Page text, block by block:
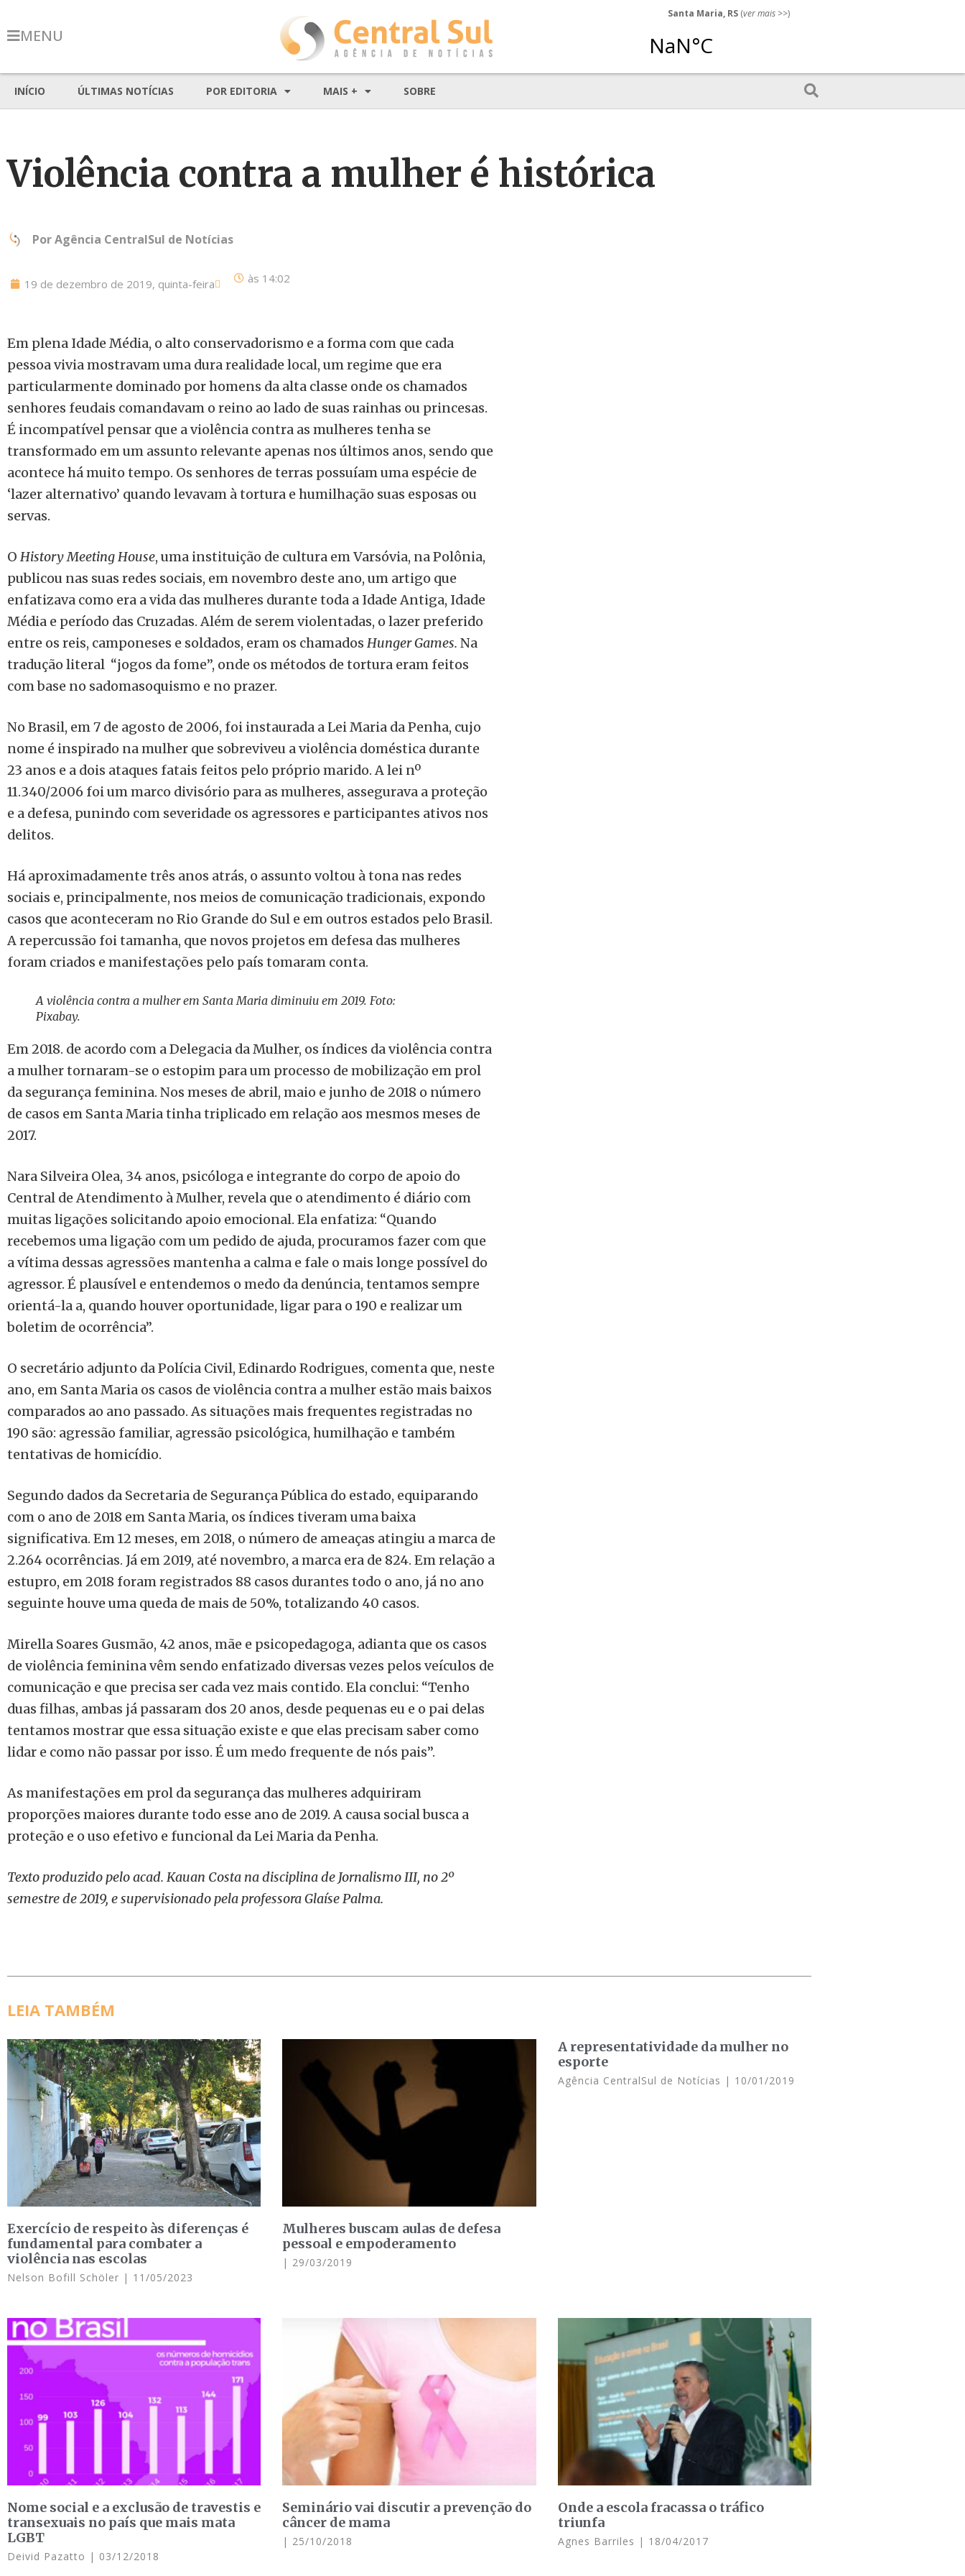
MENU
Santa Maria, RS (ver mais >>)
INÍCIO ÚLTIMAS NOTÍCIAS POR EDITORIA MAIS + SOBRE
Violência contra a mulher é histórica
PorAgência CentralSul de Notícias
19 de dezembro de 2019, quinta-feira às 14:02
Em plena Idade Média, o alto conservadorismo e a forma com que cada
pessoa vivia mostravam uma dura realidade local, um regime que era
particularmente dominado por homens da alta classe onde os chamados
senhores feudais comandavam o reino ao lado de suas rainhas ou princesas.
É incompatível pensar que a violência contra as mulheres tenha se
transformado em um assunto relevante apenas nos últimos anos, sendo que
acontece há muito tempo. Os senhores de terras possuíam uma espécie de
‘lazer alternativo’ quando levavam à tortura e humilhação suas esposas ou
servas.
O History Meeting House, uma instituição de cultura em Varsóvia, na Polônia,
publicou nas suas redes sociais, em novembro deste ano, um artigo que
enfatizava como era a vida das mulheres durante toda a Idade Antiga, Idade
Média e período das Cruzadas. Além de serem violentadas, o lazer preferido
entre os reis, camponeses e soldados, eram os chamadosHunger Games. Na
tradução literal “jogos da fome”, onde os métodos de tortura eram feitos
com base no sadomasoquismo e no prazer.
No Brasil, em 7 de agosto de 2006, foi instaurada a Lei Maria da Penha, cujo
nome é inspirado na mulher que sobreviveu a violência doméstica durante
23 anos e a dois ataques fatais feitos pelo próprio marido. A lei nº
11.340/2006 foi um marco divisório para as mulheres, assegurava a proteção
e a defesa, punindo com severidade os agressores e participantes ativos nos
delitos.
Há aproximadamente três anos atrás, o assunto voltou à tona nas redes
sociais e, principalmente, nos meios de comunicação tradicionais, expondo
casos que aconteceram no Rio Grande do Sul e em outros estados pelo Brasil.
A repercussão foi tamanha, que novos projetos em defesa das mulheres
foram criados e manifestações pelo país tomaram conta.
A violência contra a mulher em Santa Maria diminuiu em 2019. Foto:
Pixabay.
Em 2018. de acordo com a Delegacia da Mulher, os índices da violência contra
a mulher tornaram-se o estopim para um processo de mobilização em prol
da segurança feminina. Nos meses de abril, maio e junho de 2018 o número
de casos em Santa Maria tinha triplicado em relação aos mesmos meses de
2017.
Nara Silveira Olea, 34 anos, psicóloga e integrante do corpo de apoio do
Central de Atendimento à Mulher, revela que o atendimento é diário com
muitas ligações solicitando apoio emocional. Ela enfatiza: “Quando
recebemos uma ligação com um pedido de ajuda, procuramos fazer com que
a vítima dessas agressões mantenha a calma e fale o mais longe possível do
agressor. É plausível e entendemos o medo da denúncia, tentamos sempre
orientá-la a, quando houver oportunidade, ligar para o 190 e realizar um
boletim de ocorrência”.
O secretário adjunto da Polícia Civil, Edinardo Rodrigues, comenta que, neste
ano, em Santa Maria os casos de violência contra a mulher estão mais baixos
comparados ao ano passado. As situações mais frequentes registradas no
190 são: agressão familiar, agressão psicológica, humilhação e também
tentativas de homicídio.
Segundo dados da Secretaria de Segurança Pública do estado, equiparando
com o ano de 2018 em Santa Maria, os índices tiveram uma baixa
significativa. Em 12 meses, em 2018, o número de ameaças atingiu a marca de
2.264 ocorrências. Já em 2019, até novembro, a marca era de 824. Em relação a
estupro, em 2018 foram registrados 88 casos durantes todo o ano, já no ano
seguinte houve uma queda de mais de 50%, totalizando 40 casos.
Mirella Soares Gusmão, 42 anos, mãe e psicopedagoga, adianta que os casos
de violência feminina vêm sendo enfatizado diversas vezes pelos veículos de
comunicação e que precisa ser cada vez mais contido. Ela conclui: “Tenho
duas filhas, ambas já passaram dos 20 anos, desde pequenas eu e o pai delas
tentamos mostrar que essa situação existe e que elas precisam saber como
lidar e como não passar por isso. É um medo frequente de nós pais”.
As manifestações em prol da segurança das mulheres adquiriram
proporções maiores durante todo esse ano de 2019. A causa social busca a
proteção e o uso efetivo e funcional da Lei Maria da Penha.
Texto produzido pelo acad. Kauan Costa na disciplina de Jornalismo III, no 2º
semestre de 2019, e supervisionado pela professora Glaíse Palma.
LEIA TAMBÉM
Exercício de respeito às diferenças é
fundamental para combater a
violência nas escolas
Nelson Bofill Schöler 11/05/2023
Mulheres buscam aulas de defesa
pessoal e empoderamento
29/03/2019
A representatividade da mulher no
esporte
Agência CentralSul de Notícias 10/01/2019
Nome social e a exclusão de travestis e
transexuais no país que mais mata
LGBT
Deivid Pazatto 03/12/2018
Seminário vai discutir a prevenção do
câncer de mama
25/10/2018
Onde a escola fracassa o tráfico
triunfa
Agnes Barriles 18/04/2017